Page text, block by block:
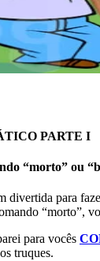
PARTE I
“morto” ou
divertida para
“morto”,
para vocês
truques.